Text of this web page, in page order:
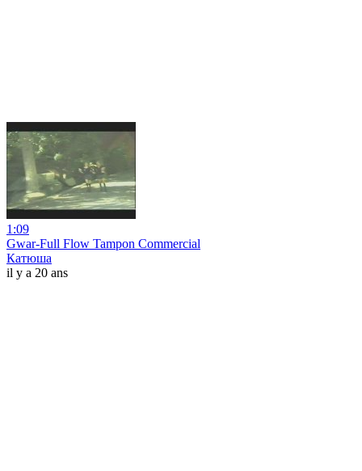
1:09
Gwar-Full Flow Tampon Commercial
Катюша
il y a 20 ans